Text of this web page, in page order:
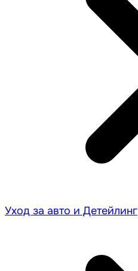
Уход за авто и Детейлинг